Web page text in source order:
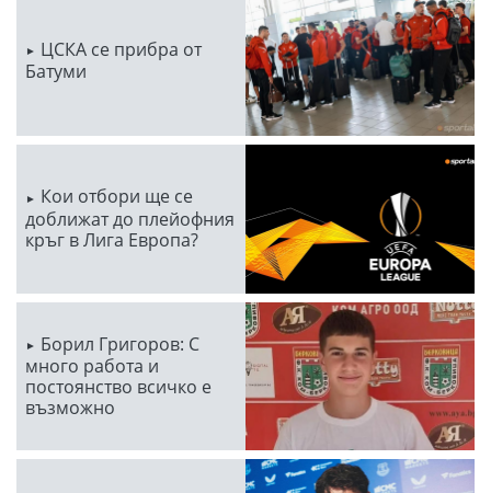
ЦСКА се прибра от
Батуми
Кои отбори ще се
доближат до плейофния
кръг в Лига Европа?
Борил Григоров: С
много работа и
постоянство всичко е
възможно